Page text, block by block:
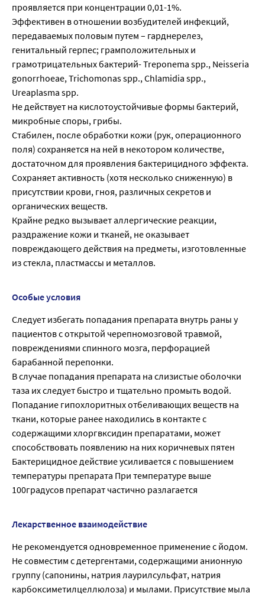
проявляется при концентрации 0,01-1%.
Эффективен в отношении возбудителей инфекций,
передаваемых половым путем – гарднерелез,
генитальный герпес; грамположительных и
грамотрицательных бактерий- Treponema spp., Neisseria
gonorrhoeae, Trichomonas spp., Chlamidia spp.,
Ureaplasma spp.
Не действует на кислотоустойчивые формы бактерий,
микробные споры, грибы.
Стабилен, после обработки кожи (рук, операционного
поля) сохраняется на ней в некотором количестве,
достаточном для проявления бактерицидного эффекта.
Сохраняет активность (хотя несколько сниженную) в
присутствии крови, гноя, различных секретов и
органических веществ.
Крайне редко вызывает аллергические реакции,
раздражение кожи и тканей, не оказывает
повреждающего действия на предметы, изготовленные
из стекла, пластмассы и металлов.
Особые условия
Следует избегать попадания препарата внутрь раны у
пациентов с открытой черепномозговой травмой,
повреждениями спинного мозга, перфорацией
барабанной перепонки.
В случае попадания препарата на слизистые оболочки
таза их следует быстро и тщательно промыть водой.
Попадание гипохлоритных отбеливающих веществ на
ткани, которые ранее находились в контакте с
содержащими хлоргвксидин препаратами, может
способствовать появлению на них коричневых пятен
Бактерицидное действие усиливается с повышением
температуры препарата При температуре выше
100градусов препарат частично разлагается
Лекарственное взаимодействие
Не рекомендуется одновременное применение с йодом.
Не совместим с детергентами, содержащими анионную
группу (сапонины, натрия лаурилсульфат, натрия
карбоксиметилцеллюлоза) и мылами. Присутствие мыла